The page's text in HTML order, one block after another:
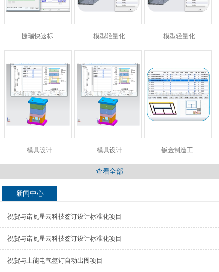
捷瑞快速标... 模型轻量化 模型轻量化
模具设计 模具设计 钣金制造工...
查看全部
新闻中心
祝贺与诺瓦星云科技签订设计标准化项目
祝贺与诺瓦星云科技签订设计标准化项目
祝贺与上能电气签订自动出图项目